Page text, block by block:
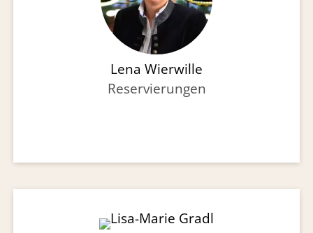
Lena Wierwille
Reservierungen